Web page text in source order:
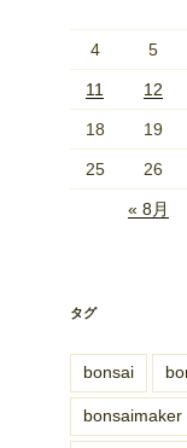
4 5
11 12
18 19
25 26
« 8月
タグ
bonsai
bonsaimaker